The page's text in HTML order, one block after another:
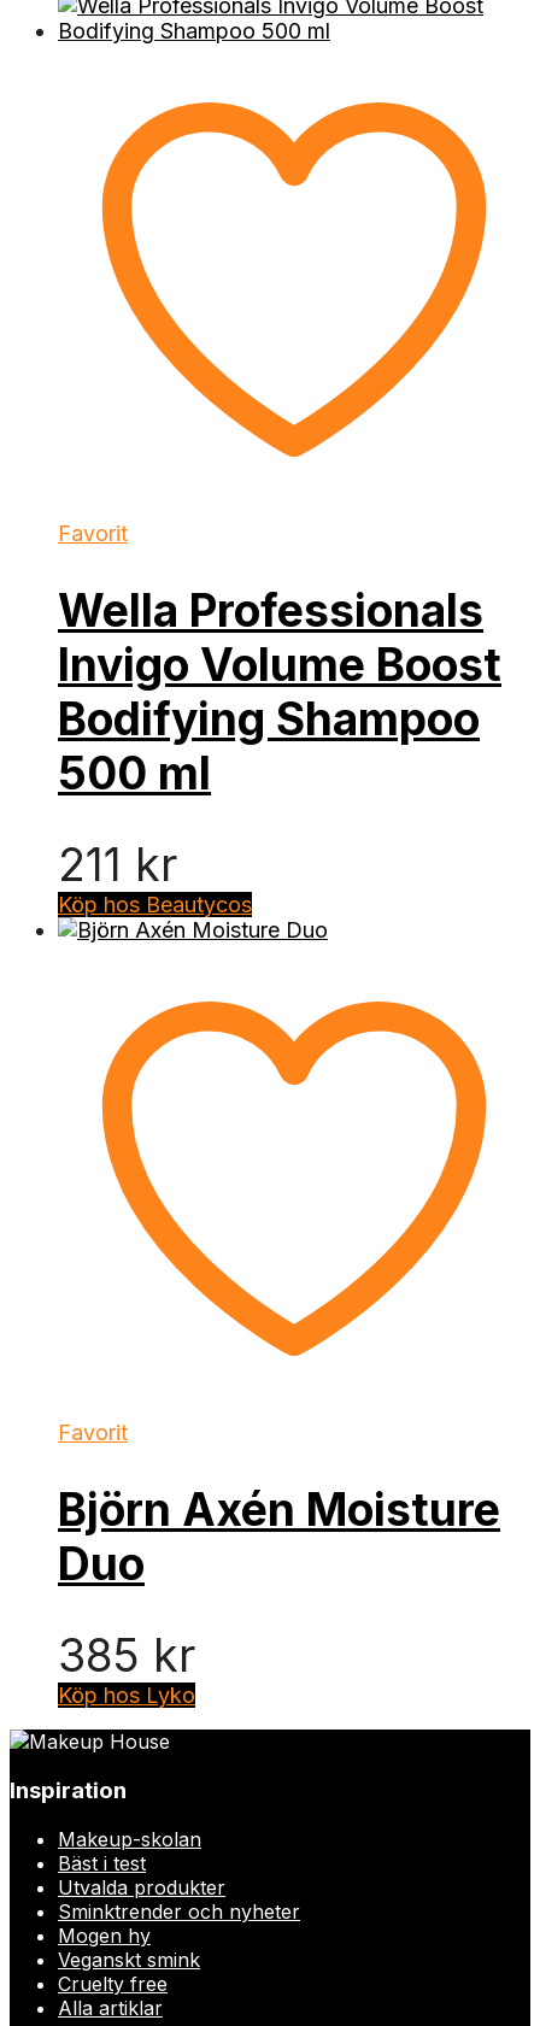
Favorit
Wella Professionals
Invigo Volume Boost
Bodifying Shampoo
500 ml
211 kr
Köp hos Beautycos
Favorit
Björn Axén Moisture
Duo
385 kr
Köp hos Lyko
Inspiration
Makeup-skolan
Bäst i test
Utvalda produkter
Sminktrender och nyheter
Mogen hy
Veganskt smink
Cruelty free
Alla artiklar